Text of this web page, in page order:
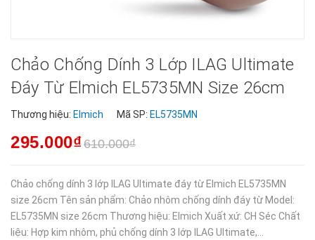
Chảo Chống Dính 3 Lớp ILAG Ultimate
Đáy Từ Elmich EL5735MN Size 26cm
Thương hiệu: Elmich Mã SP: EL5735MN
295.000₫610.000₫
Chảo chống dính 3 lớp ILAG Ultimate đáy từ Elmich EL5735MN
size 26cm Tên sản phẩm: Chảo nhôm chống dính đáy từ Model:
EL5735MN size 26cm Thương hiệu: Elmich Xuất xứ: CH Séc Chất
liệu: Hợp kim nhôm, phủ chống dính 3 lớp ILAG Ultimate,...